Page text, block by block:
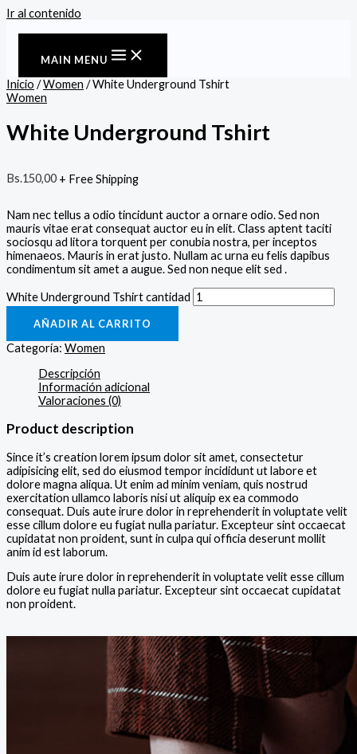
Ir al contenido
MAIN MENU
Inicio /Women / White Underground Tshirt
Women
White Underground Tshirt
Bs.150,00 + Free Shipping
Nam nec tellus a odio tincidunt auctor a ornare odio. Sed non
mauris vitae erat consequat auctor eu in elit. Class aptent taciti
sociosqu ad litora torquent per conubia nostra, per inceptos
himenaeos. Mauris in erat justo. Nullam ac urna eu felis dapibus
condimentum sit amet a augue. Sed non neque elit sed .
White Underground Tshirt cantidad
AÑADIR AL CARRITO
Categoría: Women
Descripción
Información adicional
Valoraciones (0)
Product description
Since it’s creation lorem ipsum dolor sit amet, consectetur
adipisicing elit, sed do eiusmod tempor incididunt ut labore et
dolore magna aliqua. Ut enim ad minim veniam, quis nostrud
exercitation ullamco laboris nisi ut aliquip ex ea commodo
consequat. Duis aute irure dolor in reprehenderit in voluptate velit
esse cillum dolore eu fugiat nulla pariatur. Excepteur sint occaecat
cupidatat non proident, sunt in culpa qui officia deserunt mollit
anim id est laborum.
Duis aute irure dolor in reprehenderit in voluptate velit esse cillum
dolore eu fugiat nulla pariatur. Excepteur sint occaecat cupidatat
non proident.